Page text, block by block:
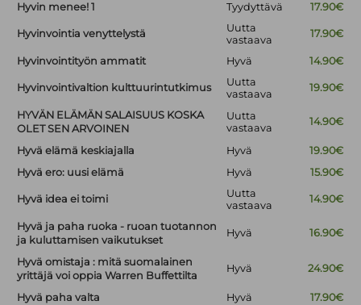
Hyvin menee! 1 Tyydyttävä 17.90€
Hyvinvointia venyttelystä
Uutta
vastaava
17.90€
Hyvinvointityön ammatit Hyvä 14.90€
Hyvinvointivaltion kulttuurintutkimus
Uutta
vastaava
19.90€
HYVÄN ELÄMÄN SALAISUUS KOSKA
OLET SEN ARVOINEN
Uutta
vastaava
14.90€
Hyvä elämä keskiajalla Hyvä
19.90€
Hyvä ero: uusi elämä
Hyvä 15.90€
Hyvä idea ei toimi
Uutta
vastaava
14.90€
Hyvä ja paha ruoka - ruoan tuotannon
ja kuluttamisen vaikutukset
Hyvä 16.90€
Hyvä omistaja : mitä suomalainen
yrittäjä voi oppia Warren Buffettilta
Hyvä 24.90€
Hyvä paha valta Hyvä
17.90€